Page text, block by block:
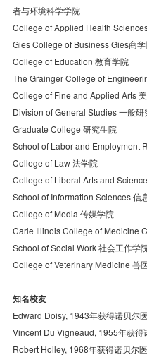
者与环境科学学院
College of Applied Health
Gies College of Business Gies商
College of Education 教育学院
The Grainger College of
College of Fine and Applied Arts
Division of General Studies 一般研
Graduate College 研究生院
School of Labor and Employment
College of Law 法学院
College of Liberal Arts and
School of Information Sciences 信
College of Media 传媒学院
Carle Illinois College of Medicine
School of Social Work 社会工作学
College of Veterinary Medicine 兽
知名校友
Edward Doisy, 1943年获得诺贝尔
Vincent Du Vigneaud, 1955年获得
Robert Holley, 1968年获得诺贝尔